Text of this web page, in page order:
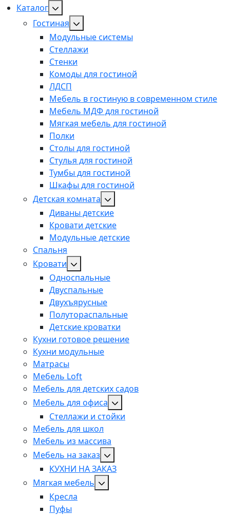
Каталог
Гостиная
Модульные системы
Стеллажи
Стенки
Комоды для гостиной
ЛДСП
Мебель в гостиную в современном стиле
Мебель МДФ для гостиной
Мягкая мебель для гостиной
Полки
Столы для гостиной
Стулья для гостиной
Тумбы для гостиной
Шкафы для гостиной
Детская комната
Диваны детские
Кровати детские
Модульные детские
Спальня
Кровати
Односпальные
Двуспальные
Двухъярусные
Полутораспальные
Детские кроватки
Кухни готовое решение
Кухни модульные
Матрасы
Мебель Loft
Мебель для детских садов
Мебель для офиса
Стеллажи и стойки
Мебель для школ
Мебель из массива
Мебель на заказ
КУХНИ НА ЗАКАЗ
Мягкая мебель
Кресла
Пуфы